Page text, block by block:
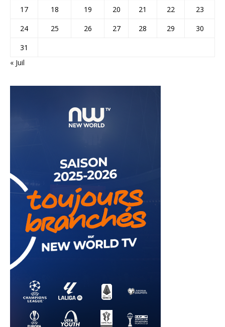
17
18 19 20 21 22
23
24
25 26 27 28 29
30
31
« Juil